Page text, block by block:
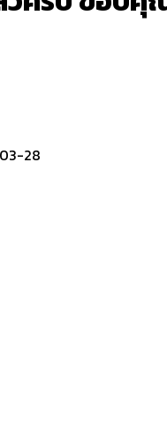
28